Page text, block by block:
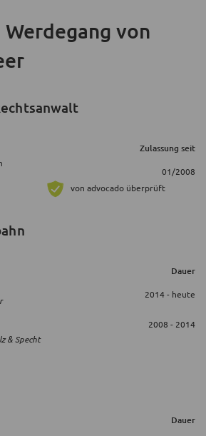
von
Zulassung seit
01/2008
von advocado überprüft
Dauer
2014 - heute
& Specht
2008 - 2014
Dauer